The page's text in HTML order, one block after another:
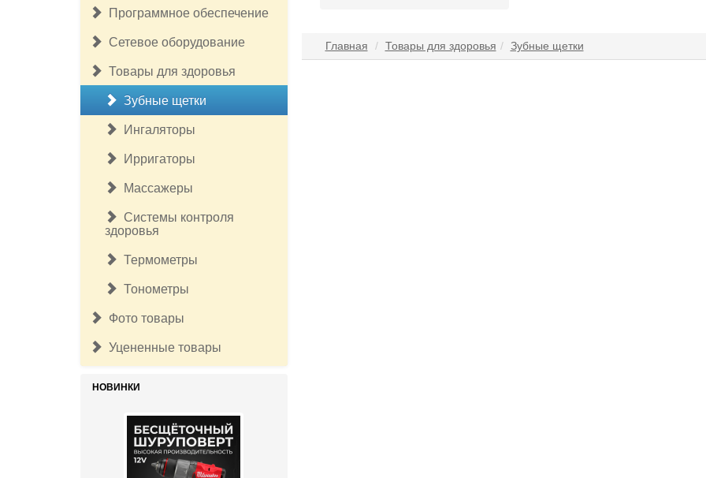
Программное обеспечение
Сетевое оборудование
Товары для здоровья
Зубные щетки
Ингаляторы
Ирригаторы
Массажеры
Системы контроля
здоровья
Термометры
Тонометры
Фото товары
Уцененные товары
НОВИНКИ
Главная Товары для здоровья Зубные щетки